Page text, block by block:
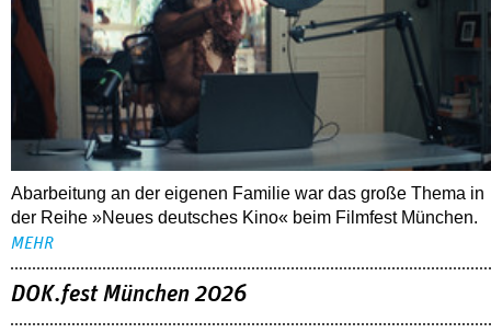
Abarbeitung an der eigenen Familie war das große Thema in
der Reihe »Neues deutsches Kino« beim Filmfest München.
MEHR
DOK.fest München 2026